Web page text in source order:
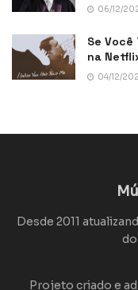
06/12/
Se
na
04/12/
Desde 2011
Projeto criado e